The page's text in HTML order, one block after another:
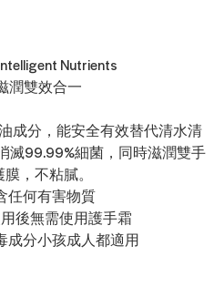
Nutrients
潤雙效合一
成分，能安全有效替代清水清
滅99.99%細菌，同時滋潤雙手
，不粘膩。
任何有害物質
後無需使用護手霜
成分小孩成人都適用